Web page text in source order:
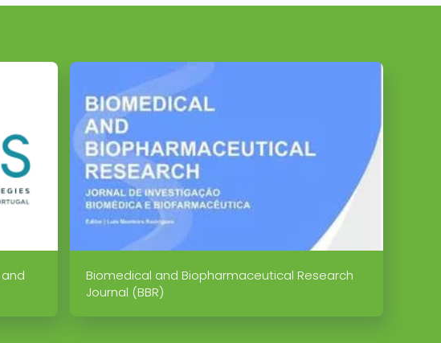
Biomedical and Biopharmaceutical Research
Journal (BBR)